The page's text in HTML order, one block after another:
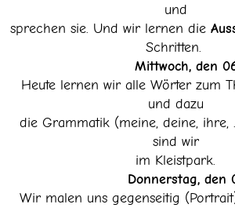
und
sprechen sie. Und wir lernen die
Schritten.
Mittwoch, den
Heute lernen wir alle Wörter zum
und dazu
die Grammatik (meine, deine, ihre,
sind wir
im Kleistpark.
Donnerstag, den
Wir malen uns gegenseitig